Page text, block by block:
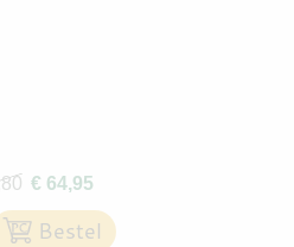
€ 64,95